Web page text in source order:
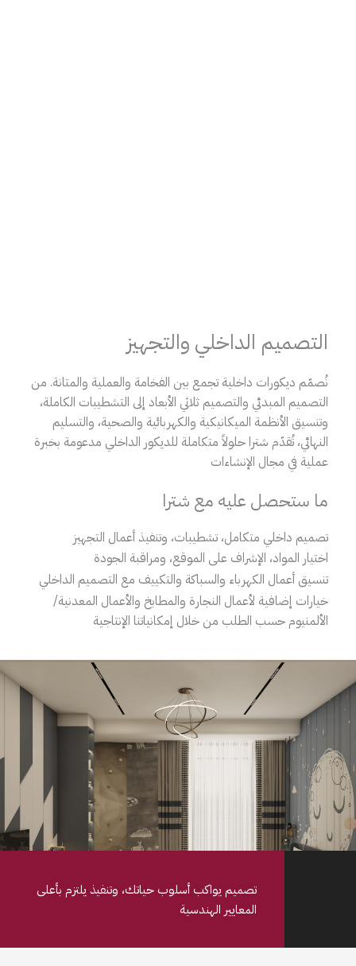
التصميم الداخلي والتجهيز
نُصمّم ديكورات داخلية تجمع بين الفخامة والعملية والمتانة. من
التصميم المبدئي والتصميم ثلاثي الأبعاد إلى التشطيبات الكاملة،
وتنسيق الأنظمة الميكانيكية والكهربائية والصحية، والتسليم
النهائي، تُقدّم شترا حلولاً متكاملة للديكور الداخلي مدعومة بخبرة
عملية في مجال الإنشاءات
ما ستحصل عليه مع شترا
تصميم داخلي متكامل، تشطيبات، وتنفيذ أعمال التجهيز
اختيار المواد، الإشراف على الموقع، ومراقبة الجودة
تنسيق أعمال الكهرباء والسباكة والتكييف مع التصميم الداخلي
خيارات إضافية لأعمال النجارة والمطابخ والأعمال المعدنية/
الألمنيوم حسب الطلب من خلال إمكانياتنا الإنتاجية
تصميم يواكب أسلوب حياتك، وتنفيذ يلتزم بأعلى
المعايير الهندسية